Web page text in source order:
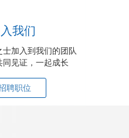
我们
士加入到我们的团队
同见证，一起成长
聘职位